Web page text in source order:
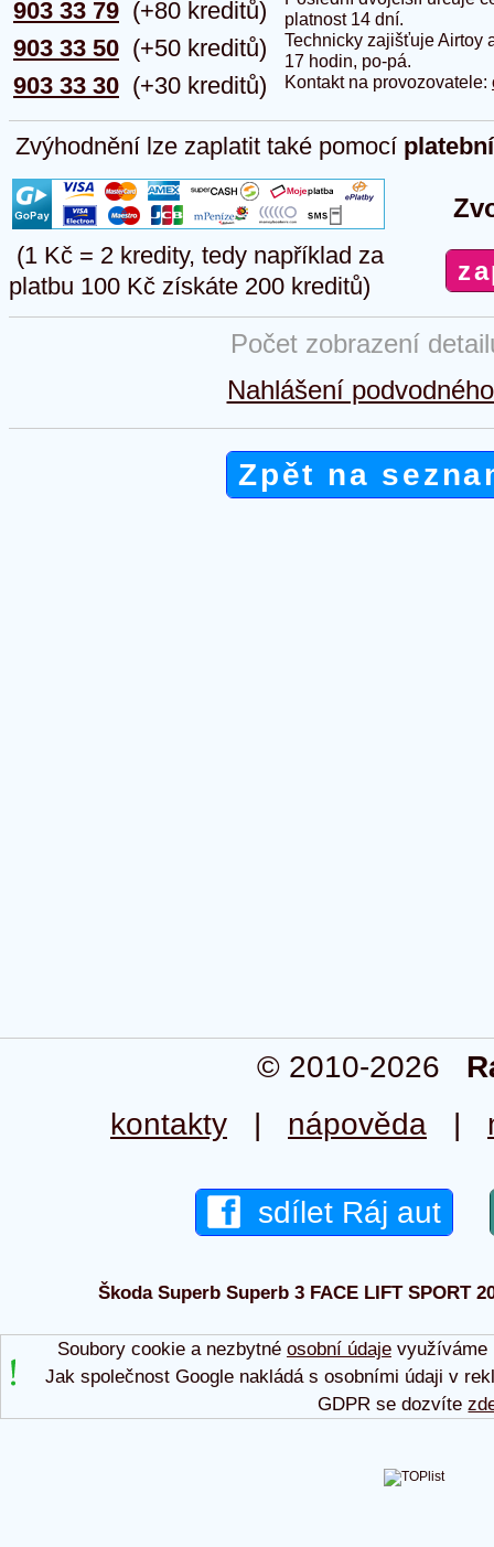
903 33 79
903 33 50
903 33 30
(+80 kreditů)
(+50 kreditů)
(+30 kreditů)
platnost 14 dní.
Technicky zajišťuje Airtoy
17 hodin, po-pá.
Kontakt na provozovatele:
Zvýhodnění lze zaplatit také pomocí
(1 Kč = 2 kredity, tedy například za
platbu 100 Kč získáte 200 kreditů)
Počet zobrazení
Nahlášení
Zpět na
© 2010-2026
kontakty | nápověda |
sdílet Ráj aut
Škoda Superb Superb 3 FACE LIFT SPORT
Soubory cookie a nezbytné osobní údajevyužíváme
Jak společnost Google nakládá s osobními údaji v
GDPR se dozvíte